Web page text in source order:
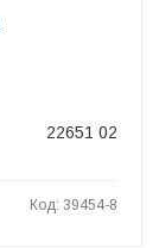
22651 02
Код: 39454-8